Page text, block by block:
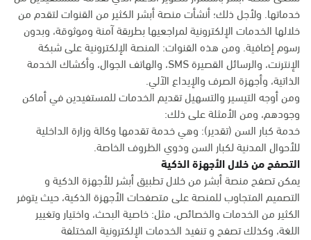
خدماتها. ولأجل ذلك؛ أنشأت منصة أبشر الكثير من القنوات لتقدم من
خلالها الخدمات الإلكترونية لمراجعيها بطريقة آمنة وموثوقة، وبدون
رسوم إضافية. ومن هذه القنوات: المنصة الإلكترونية على شبكة
الإنترنت، والرسائل القصيرة SMS، والهاتف الجوال، وأكشاك الخدمة
الذاتية، وأجهزة الصرف والإيداع الآلي.
ومن أوجه التيسير والتسهيل تقديم الخدمات للمستفيدين في أماكن
وجودهم، ومن الأمثلة على ذلك:
خدمة كبار السن (تقدير): وهي خدمة تقدمها وكالة وزارة الداخلية
للأحوال المدنية لكبار السن وذوي الظروف الخاصة.
التصفح من خلال الأجهزة الذكية
يمكن تصفح منصة أبشر من خلال تطبيق أبشر للأجهزة الذكية و
التصميم المتجاوب للمنصة على متصفحات الأجهزة الذكية، حيث يتوفر
الكثير من الخدمات والخصائص، مثل: خاصية البحث، واختيار وتغيير
اللغة، وكذلك تصفح و تنفيذ الخدمات الإلكترونية المختلفة